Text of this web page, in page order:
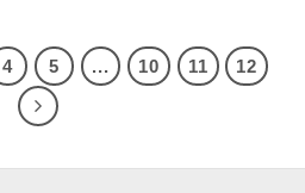
4 5 ... 10 11 12